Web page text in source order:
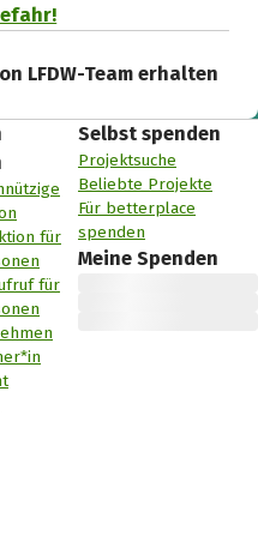
LFDW-Team erhalten
für
für
Selbst spenden
Projektsuche
Beliebte Projekte
Für betterplace
spenden
Meine Spenden